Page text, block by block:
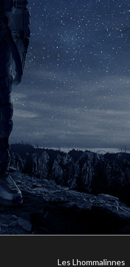
Les Lhommalinnes